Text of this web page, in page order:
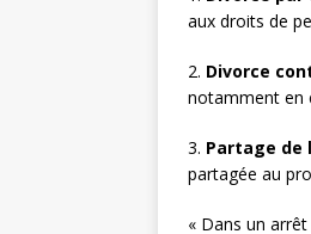
aux droits de
2. Divorce
notamment en
3. Partage de
partagée au
« Dans un